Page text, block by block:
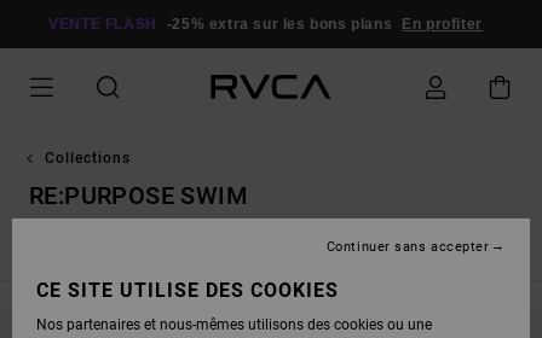
GRILLE
VENTE FLASH -25% extra sur les bons plans En profiter
Collections
RE:PURPOSE SWIM
Antonia Figueiredo Dayshift -
CE SITE UTILISE DES COOKIES
Nos partenaires et nous-mêmes utilisons des cookies ou une
Continuer sans accepter